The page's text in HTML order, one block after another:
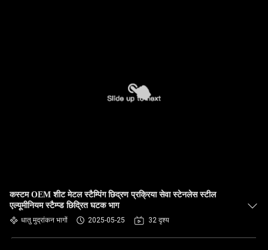
कस्टम OEM शीट मेटल स्टैम्पिंग छिद्रण प्रक्रिया सेवा स्टेनलेस स्टील
एल्यूमीनियम स्टैम्प्ड छिद्रित घटक भाग
धातु मुद्रांकन भागों 2025-05-25 32 दृश्य